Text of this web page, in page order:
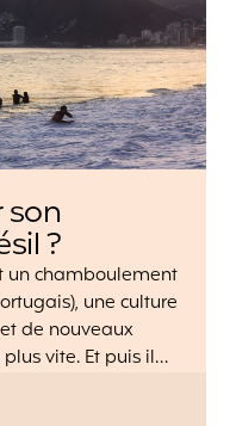
?
un chamboulement
une culture
de nouveaux
vite. Et puis il…